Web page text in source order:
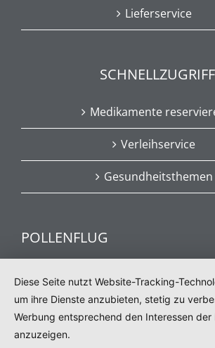
Lieferservice
SCHNELLZUGRIFF
Medikamente
Verleihservice
Gesundheitsthemen
POLLENFLUG
Aktuelle Informationen zum
Diese Seite nutzt Website-Tracking-
um ihre Dienste anzubieten, stetig zu
Werbung entsprechend den Interessen der
anzuzeigen.